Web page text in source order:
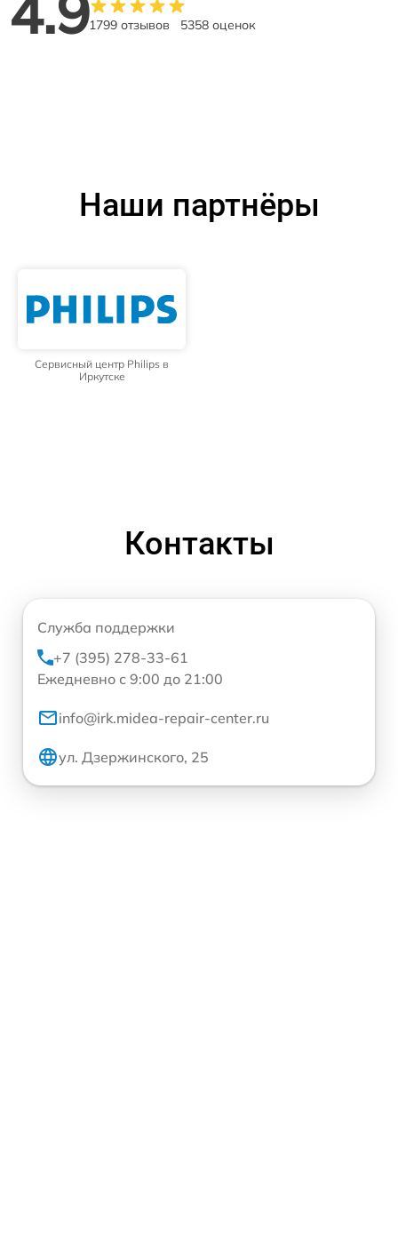
1799 отзывов 5358 оценок
Наши партнёры
Сервисный центр Philips в
Иркутске
Контакты
Служба поддержки
+7 (395) 278-33-61
Ежедневно с 9:00 до 21:00
info@irk.midea-repair-center.ru
ул. Дзержинского, 25